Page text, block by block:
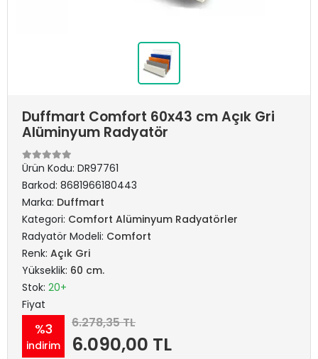
Duffmart Comfort 60x43 cm Açık Gri
Alüminyum Radyatör
Ürün Kodu: DR97761
Barkod: 8681966180443
Marka: Duffmart
Kategori: Comfort Alüminyum Radyatörler
Radyatör Modeli: Comfort
Renk: Açık Gri
Yükseklik: 60 cm.
Stok: 20+
Fiyat
%3
indirim
6.278,35 TL
6.090,00 TL